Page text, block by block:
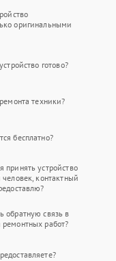
оригинальными
готово?
техники?
бесплатно?
устройство
контактный
обратную связь в
работ?